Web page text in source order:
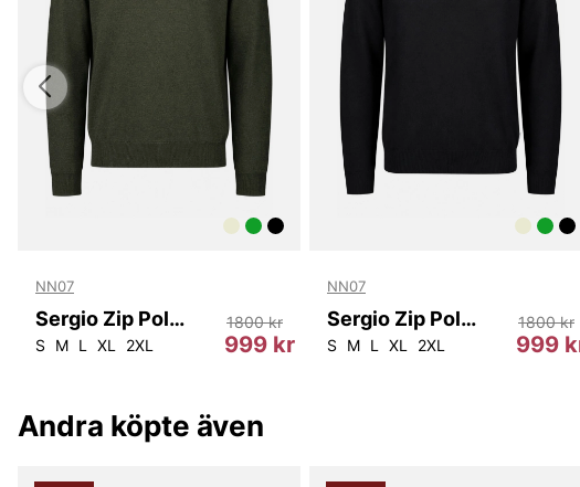
NN07
Sergio Zip Polo 6605
S M L XL 2XL 999 kr
1800 kr
NN07
Sergio Zip Polo 6605
S M L XL 2XL 999
1800 kr
Andra köpte även